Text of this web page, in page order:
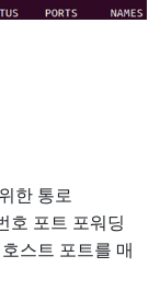
한 통로
호 포트 포워딩
스트 포트를 매